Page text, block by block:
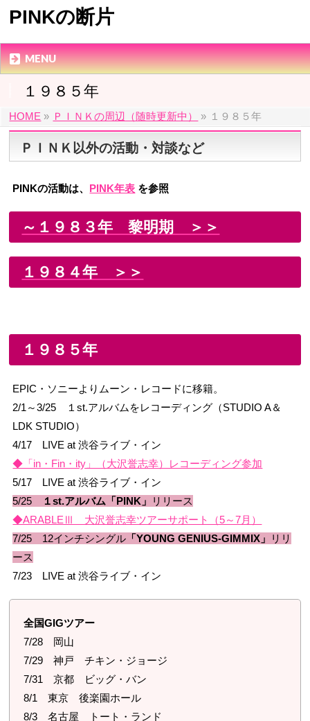
PINKの断片
MENU
１９８５年
HOME » ＰＩＮＫの周辺（随時更新中） » １９８５年
ＰＩＮＫ以外の活動・対談など
PINKの活動は、 PINK年表 を参照
～１９８３年 黎明期 ＞＞
１９８４年 ＞＞
１９８５年
EPIC・ソニーよりムーン・レコードに移籍。
2/1～3/25 １st.アルバムをレコーディング（STUDIO A＆
LDK STUDIO）
4/17 LIVE at 渋谷ライブ・イン
◆「in・Fin・ity」（大沢誉志幸）レコーディング参加
5/17 LIVE at 渋谷ライブ・イン
5/25
１st.アルバム「PINK」
リリース
◆ARABLEⅢ 大沢誉志幸ツアーサポート（5～7月）
7/25 12インチシングル 「YOUNG GENIUS-GIMMIX」
リリ
ース
7/23 LIVE at 渋谷ライブ・イン
全国GIGツアー
7/28 岡山
7/29 神戸 チキン・ジョージ
7/31 京都 ビッグ・バン
8/1 東京 後楽園ホール
8/3 名古屋 トート・ランド